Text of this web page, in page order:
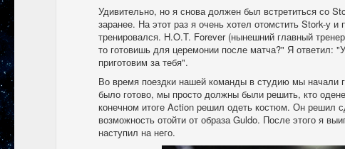
Удивительно, но я снова должен был встретиться со
заранее. На этот раз я очень хотел отомстить Stork-у
тренировался. H.O.T. Forever (нынешний главный
то готовишь для церемонии после матча?" Я ответил:
приготовим за тебя".
Во время поездки нашей команды в студию мы начали
было готово, мы просто должны были решить, кто
конечном итоге Action решил одеть костюм. Он решил
возможность отойти от образа Guldo. После этого я
наступил на него.